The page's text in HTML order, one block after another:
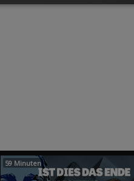
59 Minuten